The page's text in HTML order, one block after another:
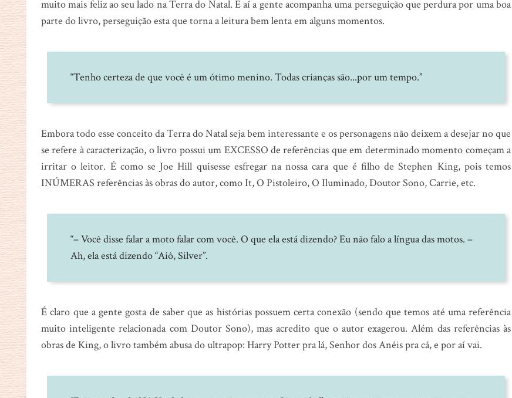
muito mais feliz ao seu lado na Terra do Natal. E aí a gente acompanha uma perseguição que perdura por uma boa
parte do livro, perseguição esta que torna a leitura bem lenta em alguns momentos.
“Tenho certeza de que você é um ótimo menino. Todas crianças são...por um tempo.”
Embora todo esse conceito da Terra do Natal seja bem interessante e os personagens não deixem a desejar no que
se refere à caracterização, o livro possui um EXCESSO de referências que em determinado momento começam a
irritar o leitor. É como se Joe Hill quisesse esfregar na nossa cara que é filho de Stephen King, pois temos
INÚMERAS referências às obras do autor, como It, O Pistoleiro, O Iluminado, Doutor Sono, Carrie, etc.
“– Você disse falar a moto falar com você. O que ela está dizendo? Eu não falo a língua das motos. –
Ah, ela está dizendo “Aiô, Silver”.
É claro que a gente gosta de saber que as histórias possuem certa conexão (sendo que temos até uma referência
muito inteligente relacionada com Doutor Sono), mas acredito que o autor exagerou. Além das referências às
obras de King, o livro também abusa do ultrapop: Harry Potter pra lá, Senhor dos Anéis pra cá, e por aí vai.